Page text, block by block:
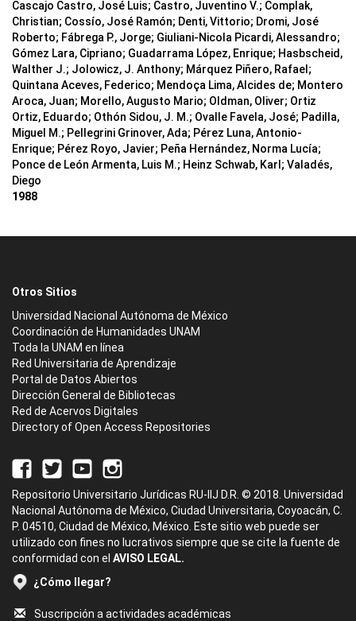
Cascajo Castro, José Luis; Castro, Juventino V.; Complak,
Christian; Cossío, José Ramón; Denti, Vittorio; Dromi, José
Roberto; Fábrega P., Jorge; Giuliani-Nicola Picardi, Alessandro;
Gómez Lara, Cipriano; Guadarrama López, Enrique; Hasbscheid,
Walther J.; Jolowicz, J. Anthony; Márquez Piñero, Rafael;
Quintana Aceves, Federico; Mendoça Lima, Alcides de; Montero
Aroca, Juan; Morello, Augusto Mario; Oldman, Oliver; Ortiz
Ortiz, Eduardo; Othón Sidou, J. M.; Ovalle Favela, José; Padilla,
Miguel M.; Pellegrini Grinover, Ada; Pérez Luna, Antonio-
Enrique; Pérez Royo, Javier; Peña Hernández, Norma Lucía;
Ponce de León Armenta, Luis M.; Heinz Schwab, Karl; Valadés,
Diego
1988
Otros Sitios
Universidad Nacional Autónoma de México
Coordinación de Humanidades UNAM
Toda la UNAM en línea
Red Universitaria de Aprendizaje
Portal de Datos Abiertos
Dirección General de Bibliotecas
Red de Acervos Digitales
Directory of Open Access Repositories
Repositorio Universitario Jurídicas RU-IIJ D.R. © 2018. Universidad
Nacional Autónoma de México, Ciudad Universitaria, Coyoacán, C.
P. 04510, Ciudad de México, México. Este sitio web puede ser
utilizado con fines no lucrativos siempre que se cite la fuente de
conformidad con el AVISO LEGAL.
¿Cómo llegar?
Suscripción a actividades académicas